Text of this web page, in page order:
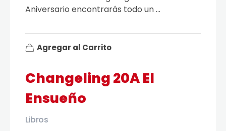
Changeling 20A El
Ensueño
Libros
Aniversario encontrarás todo un ...
Agregar al Carrito